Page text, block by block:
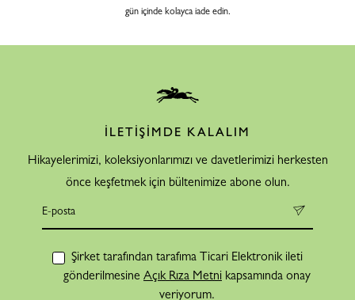
gün içinde kolayca iade edin.
İLETİŞİMDE KALALIM
Hikayelerimizi, koleksiyonlarımızı ve davetlerimizi herkesten
önce keşfetmek için bültenimize abone olun.
Şirket tarafından tarafıma Ticari Elektronik ileti
gönderilmesine Açık Rıza Metni kapsamında onay
veriyorum.